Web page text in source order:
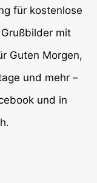
für kostenlose
mit
Guten Morgen,
und mehr –
und in